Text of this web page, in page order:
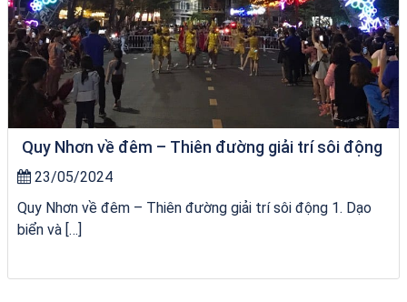
Quy Nhơn về đêm – Thiên đường giải trí sôi động
23/05/2024
Quy Nhơn về đêm – Thiên đường giải trí sôi động 1. Dạo
biển và […]